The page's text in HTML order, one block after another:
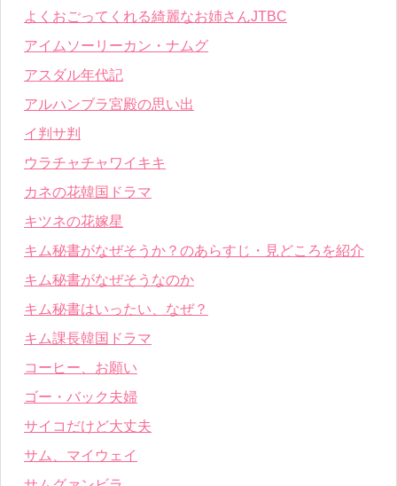
よくおごってくれる綺麗なお姉さんJTBC
アイムソーリーカン・ナムグ
アスダル年代記
アルハンブラ宮殿の思い出
イ判サ判
ウラチャチャワイキキ
カネの花韓国ドラマ
キツネの花嫁星
キム秘書がなぜそうか？のあらすじ・見どころを紹介
キム秘書がなぜそうなのか
キム秘書はいったい、なぜ？
キム課長韓国ドラマ
コーヒー、お願い
ゴー・バック夫婦
サイコだけど大丈夫
サム、マイウェイ